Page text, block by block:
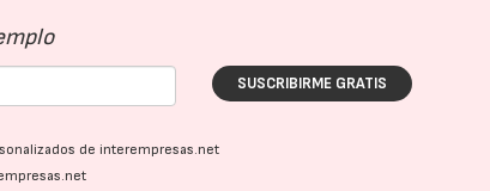
SUSCRIBIRME GRATIS
de interempresas.net